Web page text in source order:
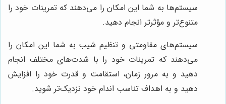
سیستم‌ها به شما این امکان را می‌دهند که تمرینات خود را
متنوع‌تر و مؤثرتر انجام دهید.
سیستم‌های مقاومتی و تنظیم شیب به شما این امکان را
می‌دهند که تمرینات خود را با شدت‌های مختلف انجام
دهید و به مرور زمان، استقامت و قدرت خود را افزایش
دهید و به اهداف تناسب اندام خود نزدیک‌تر شوید.